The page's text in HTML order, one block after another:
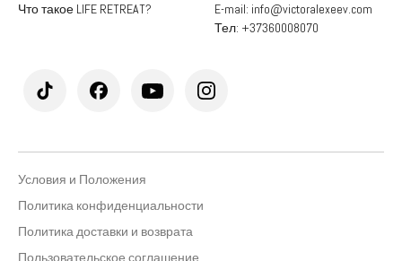
Что такое LIFE RETREAT?
E-mail: info@victoralexeev.com
Тел: +37360008070
Условия и Положения
Политика конфиденциальности
Политика доставки и возврата
Пользовательское соглашение